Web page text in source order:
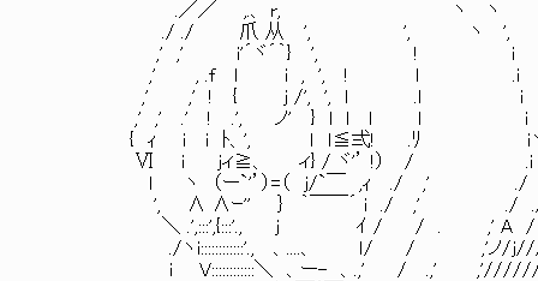
.／／ ,.、 r, ヽ ヽ
./ ./ 爪 从 ', ', ヽ ',
,' ,' i'´ヾ´｀} ', ! i ＼＿_人＿
,' , .f ｌ i , ', ! ｌ .i
,' ,' ! { ｊ /', ', l .ｌ i ） １３０
,' ,' .' ! .', ノ' } l l l ｌ
{ ｨ i i ﾄ、', ｌ ｌ≦弍! .ﾘ iヽ ／
Ⅵ i ｊィ≧、 ィ} / ヾ'’ !） /
l ヽ （ー`'’）=（ j/`￣ ,ｨ ./ ,' ./
', ∧ ∧ｰ'' ｝ ｀￣￣´ i ./ ,' ./ ./
＼ .',:::',{:::'., j ｲ / / . ,' A /≧.
./ヽi::::::::::::'., 、....、 ｌ/ / ,'ノ/j/////
i V::::::::::::＼ 、ー- 、.,' / .,' ,'///////